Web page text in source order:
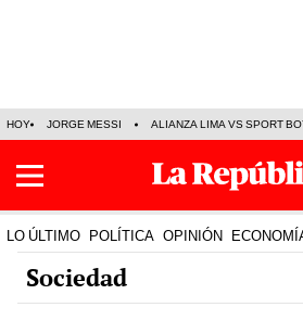
HOY JORGE MESSI ALIANZA LIMA VS SPORT
LO ÚLTIMO POLÍTICA OPINIÓN
Sociedad